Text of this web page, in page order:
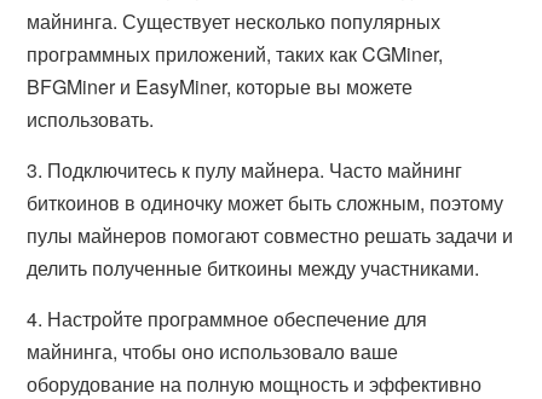
майнинга. Существует несколько популярных
программных приложений, таких как CGMiner,
BFGMiner и EasyMiner, которые вы можете
использовать.
3. Подключитесь к пулу майнера. Часто майнинг
биткоинов в одиночку может быть сложным, поэтому
пулы майнеров помогают совместно решать задачи и
делить полученные биткоины между участниками.
4. Настройте программное обеспечение для
майнинга, чтобы оно использовало ваше
оборудование на полную мощность и эффективно